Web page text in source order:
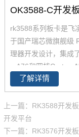
能支撑。飞凌
力测试，确保在高端
稳定运行。您可以通
的rk3588开发套件充
OK3588-C开发
rk3588系列板卡是飞
于国产瑞芯微旗舰级
理器开发设计，集成
x-A76和四核Cortex-
大，可通过rk3588开
介了解了rk3588功能
芯片性能参数，飞凌
提供了丰富的参考资
588原理图、使用手
了解详情
上一篇：RK3588开发
开发平台
下一篇：RK3576开发